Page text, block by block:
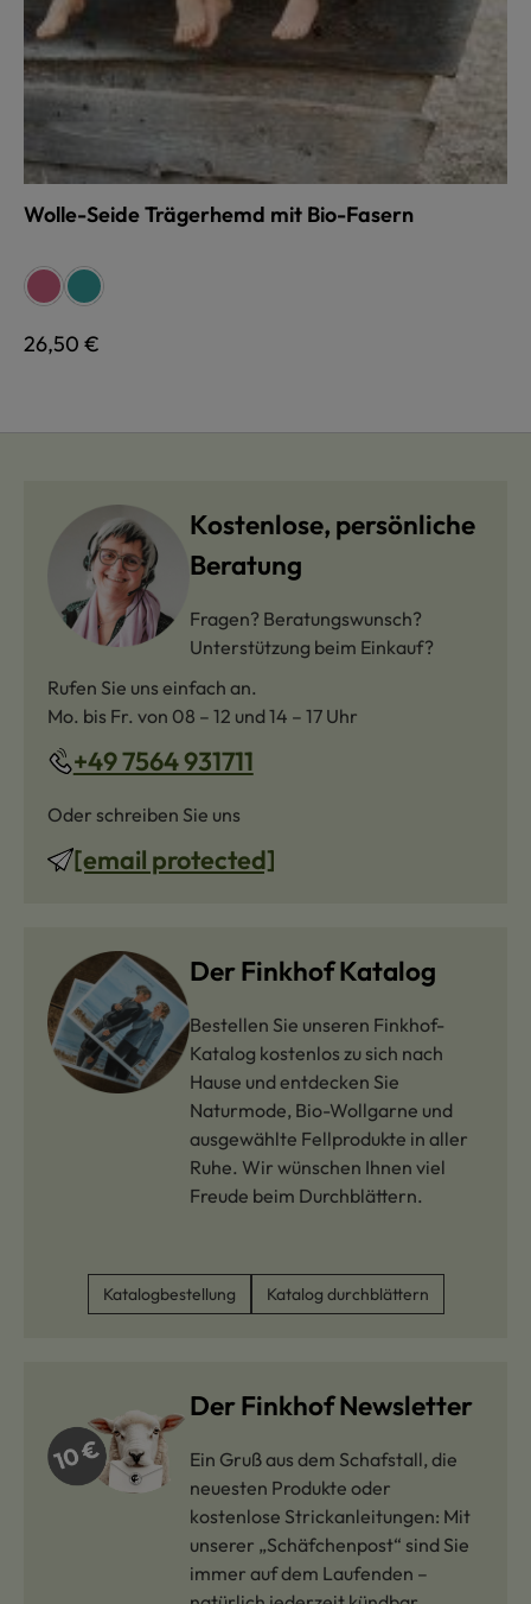
Wolle-Seide Trägerhemd mit Bio-Fasern
Farbe auswählen
fuchsiatürkis
Regulärer Preis:
26,50 €
Kostenlose, persönliche
Beratung
Fragen? Beratungswunsch?
Unterstützung beim Einkauf?
Rufen Sie uns einfach an.
Mo. bis Fr. von 08 – 12 und 14 – 17 Uhr
+49 7564 931711
Oder schreiben Sie uns
[email protected]
Der Finkhof Katalog
Bestellen Sie unseren Finkhof-
Katalog kostenlos zu sich nach
Hause und entdecken Sie
Naturmode, Bio-Wollgarne und
ausgewählte Fellprodukte in aller
Ruhe. Wir wünschen Ihnen viel
Freude beim Durchblättern.
Katalogbestellung Katalog durchblättern
Der Finkhof Newsletter
Ein Gruß aus dem Schafstall, die
neuesten Produkte oder
kostenlose Strickanleitungen: Mit
unserer „Schäfchenpost“ sind Sie
immer auf dem Laufenden –